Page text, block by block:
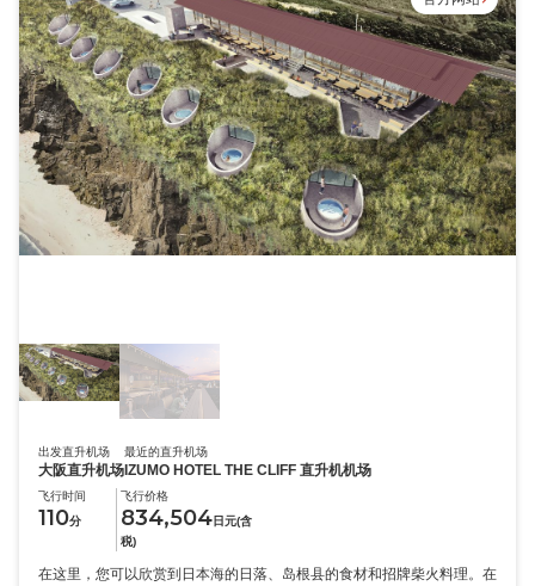
出发直升机场
大阪直升机场
最近的直升机场
IZUMO HOTEL THE CLIFF 直升机机场
飞行时间
110分
飞行价格
834,504日元(含
税)
在这里，您可以欣赏到日本海的日落、岛根县的食材和招牌柴火料理。在